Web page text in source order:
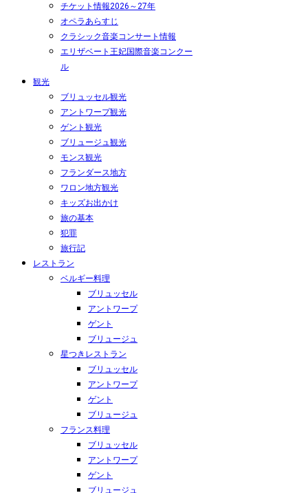
チケット情報2026～27年
オペラあらすじ
クラシック音楽コンサート情報
エリザベート王妃国際音楽コンクー
ル
観光
ブリュッセル観光
アントワープ観光
ゲント観光
ブリュージュ観光
モンス観光
フランダース地方
ワロン地方観光
キッズお出かけ
旅の基本
犯罪
旅行記
レストラン
ベルギー料理
ブリュッセル
アントワープ
ゲント
ブリュージュ
星つきレストラン
ブリュッセル
アントワープ
ゲント
ブリュージュ
フランス料理
ブリュッセル
アントワープ
ゲント
ブリュージュ